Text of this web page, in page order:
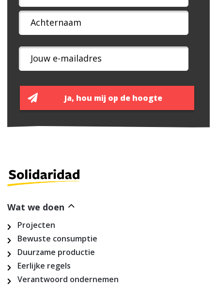
Wat we doen
Projecten
Bewuste consumptie
Duurzame productie
Eerlijke regels
Verantwoord ondernemen